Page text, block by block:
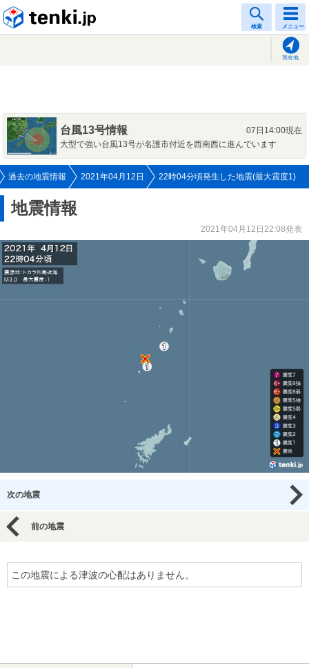
検索 メニュー
現在地
台風13号情報
07日14:00現在
大型で強い台風13号が名護市付近を西南西に進んでいます
過去の地震情報 2021年04月12日 22時04分頃発生した地震(最大震度1)
地震情報
2021年04月12日22:08発表
次の地震
前の地震
この地震による津波の心配はありません。